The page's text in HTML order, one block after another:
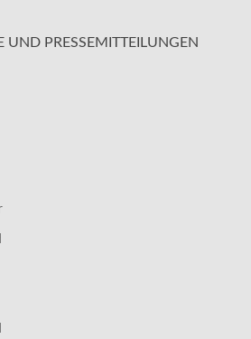
UND PRESSEMITTEILUNGEN